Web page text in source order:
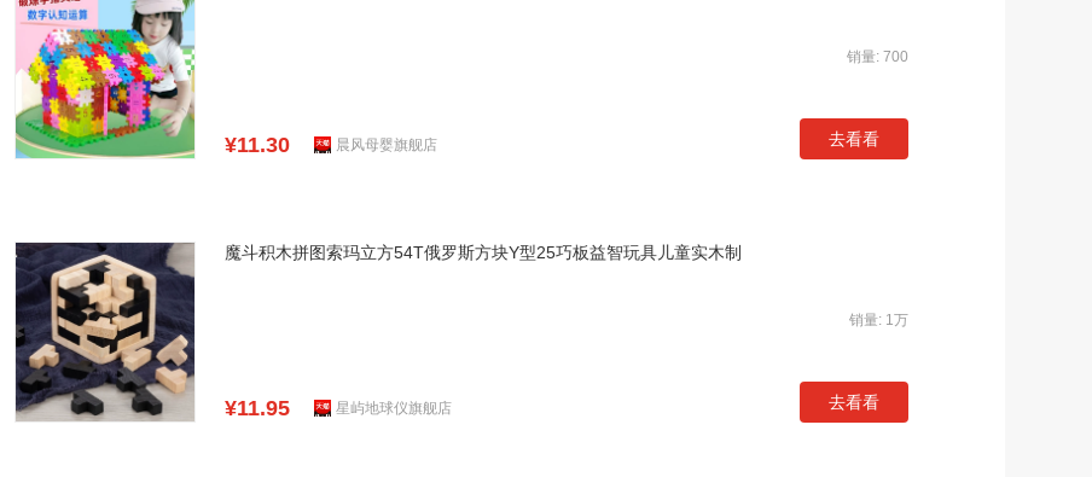
销量: 700
¥11.30 晨风母婴旗舰店 去看看
魔斗积木拼图索玛立方54T俄罗斯方块Y型25巧板益智玩具儿童实木制
销量: 1万
¥11.95 星屿地球仪旗舰店 去看看